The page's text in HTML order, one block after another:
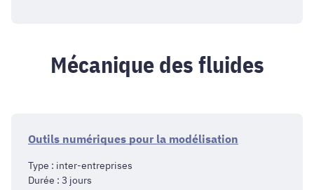
Mécanique des fluides
Outils numériques pour la modélisation
Type : inter-entreprises
Durée : 3 jours